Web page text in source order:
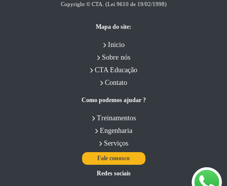
Copyright © CTA. (Lei 9610 de 19/02/1998)
Mapa do site:
Inicio
Sobre nós
CTA Educação
Contato
Como podemos ajudar ?
Treinamentos
Engenharia
Serviços
Fale conosco
Redes sociais